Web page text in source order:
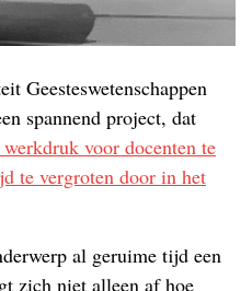
Geesteswetenschappen
spannend project, dat
werkdruk voor docenten te
te vergroten door in het
al geruime tijd een
zich niet alleen af hoe